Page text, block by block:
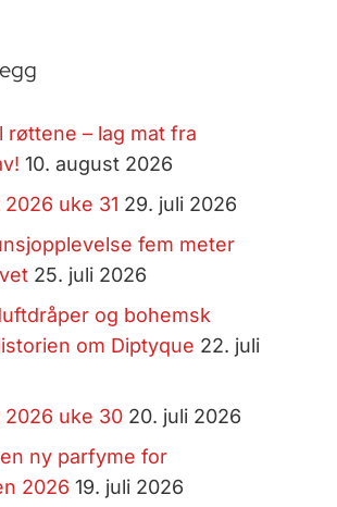
røttene – lag mat fra
10. august 2026
uke 31 29. juli 2026
fem meter
25. juli 2026
og bohemsk
om Diptyque 22. juli
2026 uke 30 20. juli 2026
ny parfyme for
2026 19. juli 2026